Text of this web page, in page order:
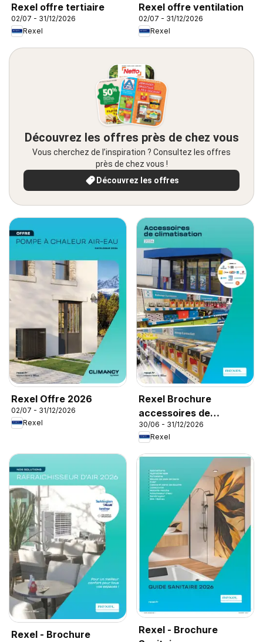
Rexel offre tertiaire
02/07 - 31/12/2026
Rexel
Rexel offre ventilation
02/07 - 31/12/2026
Rexel
Découvrez les offres près de chez vous
Vous cherchez de l’inspiration ? Consultez les offres
près de chez vous !
Découvrez les offres
Rexel Offre 2026
02/07 - 31/12/2026
Rexel
Rexel Brochure
accessoires de
climatisation
30/06 - 31/12/2026
Rexel
Rexel - Brochure
Rexel - Brochure